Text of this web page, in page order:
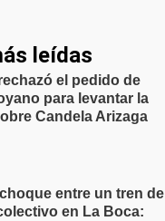
leídas
el pedido de
para levantar la
Candela Arizaga
entre un tren de
en La Boca: